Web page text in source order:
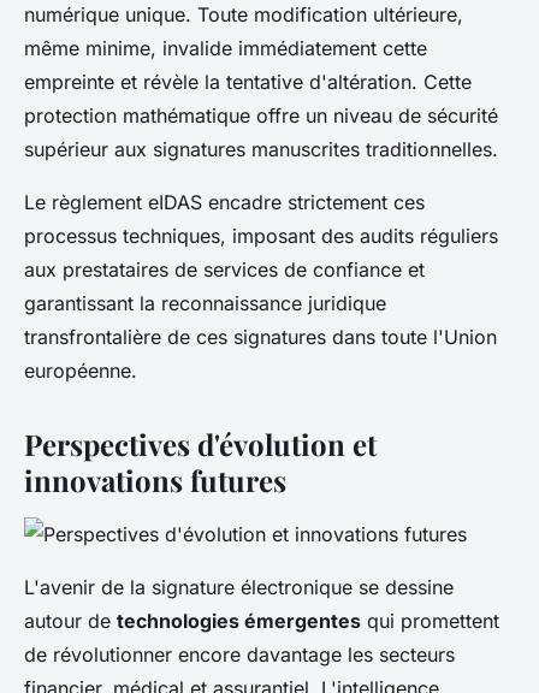
numérique unique. Toute modification ultérieure,
même minime, invalide immédiatement cette
empreinte et révèle la tentative d'altération. Cette
protection mathématique offre un niveau de sécurité
supérieur aux signatures manuscrites traditionnelles.
Le règlement eIDAS encadre strictement ces
processus techniques, imposant des audits réguliers
aux prestataires de services de confiance et
garantissant la reconnaissance juridique
transfrontalière de ces signatures dans toute l'Union
européenne.
Perspectives d'évolution et
innovations futures
L'avenir de la signature électronique se dessine
autour de technologies émergentes qui promettent
de révolutionner encore davantage les secteurs
financier, médical et assurantiel. L'intelligence